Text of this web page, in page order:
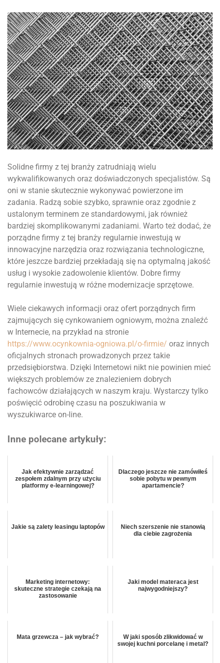
Solidne firmy z tej branży zatrudniają wielu
wykwalifikowanych oraz doświadczonych specjalistów. Są
oni w stanie skutecznie wykonywać powierzone im
zadania. Radzą sobie szybko, sprawnie oraz zgodnie z
ustalonym terminem ze standardowymi, jak również
bardziej skomplikowanymi zadaniami. Warto też dodać, że
porządne firmy z tej branży regularnie inwestują w
innowacyjne narzędzia oraz rozwiązania technologiczne,
które jeszcze bardziej przekładają się na optymalną jakość
usług i wysokie zadowolenie klientów. Dobre firmy
regularnie inwestują w różne modernizacje sprzętowe.
Wiele ciekawych informacji oraz ofert porządnych firm
zajmujących się cynkowaniem ogniowym, można znaleźć
w Internecie, na przykład na stronie
https://www.ocynkownia-ogniowa.pl/o-firmie/ oraz innych
oficjalnych stronach prowadzonych przez takie
przedsiębiorstwa. Dzięki Internetowi nikt nie powinien mieć
większych problemów ze znalezieniem dobrych
fachowców działających w naszym kraju. Wystarczy tylko
poświęcić odrobinę czasu na poszukiwania w
wyszukiwarce on-line.
Inne polecane artykuły:
Jak efektywnie zarządzać
zespołem zdalnym przy użyciu
platformy e-learningowej?
Dlaczego jeszcze nie zamówiłeś
sobie pobytu w pewnym
apartamencie?
Jakie są zalety leasingu laptopów
Niech szerszenie nie stanowią
dla ciebie zagrożenia
Marketing internetowy:
skuteczne strategie czekają na
zastosowanie
Jaki model materaca jest
najwygodniejszy?
Mata grzewcza – jak wybrać?
W jaki sposób zlikwidować w
swojej kuchni porcelanę i metal?